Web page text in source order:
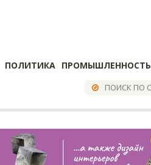
ПОЛИТИКА ПРОМЫШЛЕННОСТЬ